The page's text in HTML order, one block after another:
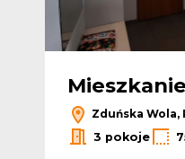
Zduńska Wola,
3 pokoje